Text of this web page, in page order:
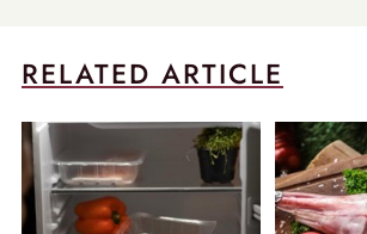
RELATED ARTICLE